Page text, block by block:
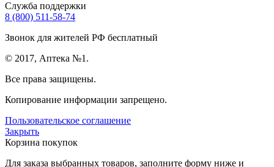
Служба поддержки
8 (800) 511-58-74
Звонок для жителей РФ бесплатный
© 2017, Аптека №1.
Все права защищены.
Копирование информации запрещено.
Пользовательское соглашение
Закрыть
Корзина покупок
Для заказа выбранных товаров, заполните форму ниже и